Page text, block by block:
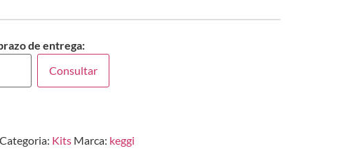
de entrega:
Consultar
Categoria: Kits Marca: keggi